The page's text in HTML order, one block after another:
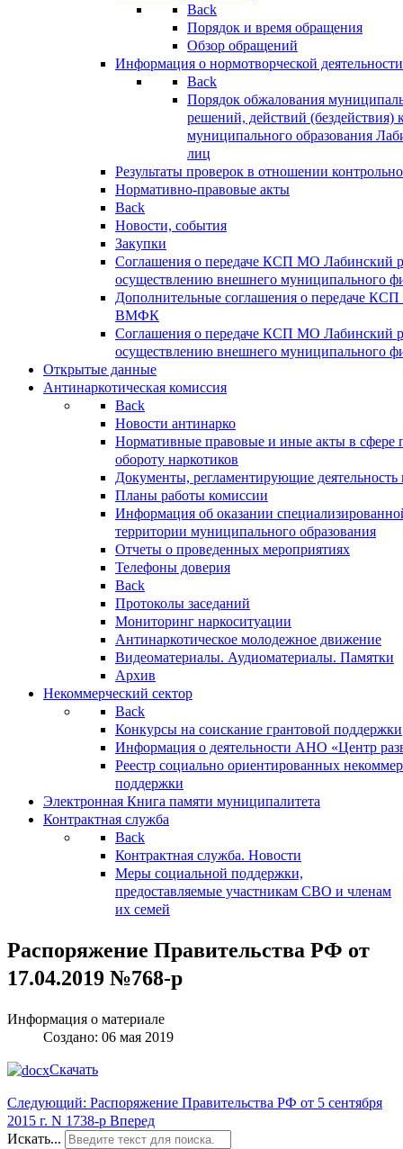
Back
Порядок и время обращения
Обзор обращений
Информация о нормотворческой деятельности
Back
Порядок обжалования
решений, действий (бездействия)
муниципального образования
лиц
Результаты проверок в отношении
Нормативно-правовые акты
Back
Новости, события
Закупки
Соглашения о передаче КСП МО Лабинский
осуществлению внешнего муниципального
Дополнительные соглашения о передаче
ВМФК
Соглашения о передаче КСП МО Лабинский
осуществлению внешнего муниципального
Открытые данные
Антинаркотическая комиссия
Back
Новости антинарко
Нормативные правовые и иные акты в сфере
обороту наркотиков
Документы, регламентирующие деятельность
Планы работы комиссии
Информация об оказании
территории муниципального образования
Отчеты о проведенных мероприятиях
Телефоны доверия
Back
Протоколы заседаний
Мониторинг наркоситуации
Антинаркотическое молодежное движение
Видеоматериалы. Аудиоматериалы. Памятки
Архив
Некоммерческий сектор
Back
Конкурсы на соискание грантовой поддержки
Информация о деятельности АНО «Центр
Реестр социально ориентированных
поддержки
Электронная Книга памяти муниципалитета
Контрактная служба
Back
Контрактная служба. Новости
Меры социальной поддержки,
предоставляемые участникам СВО и членам
их семей
Распоряжение Правительства РФ от
17.04.2019 №768-р
Информация о материале
Создано: 06 мая 2019
Скачать
Следующий: Распоряжение Правительства РФ от 5 сентября
2015 г. N 1738-р Вперед
Искать...